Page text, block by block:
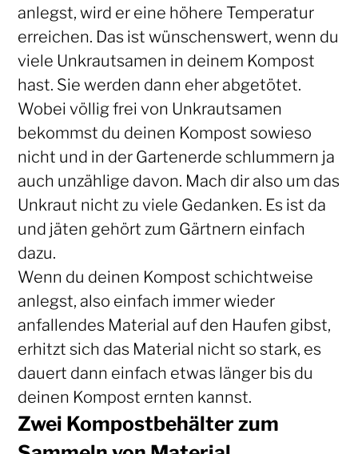
anlegst, wird er eine höhere Temperatur
erreichen. Das ist wünschenswert, wenn du
viele Unkrautsamen in deinem Kompost
hast. Sie werden dann eher abgetötet.
Wobei völlig frei von Unkrautsamen
bekommst du deinen Kompost sowieso
nicht und in der Gartenerde schlummern ja
auch unzählige davon. Mach dir also um das
Unkraut nicht zu viele Gedanken. Es ist da
und jäten gehört zum Gärtnern einfach
dazu.
Wenn du deinen Kompost schichtweise
anlegst, also einfach immer wieder
anfallendes Material auf den Haufen gibst,
erhitzt sich das Material nicht so stark, es
dauert dann einfach etwas länger bis du
deinen Kompost ernten kannst.
Zwei Kompostbehälter zum